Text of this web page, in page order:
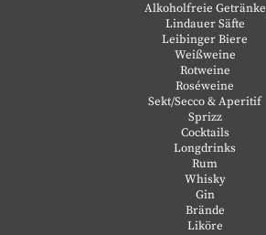
Alkoholfreie Getränke
Lindauer Säfte
Leibinger Biere
Weißweine
Rotweine
Roséweine
Sekt/Secco & Aperitif
Sprizz
Cocktails
Longdrinks
Rum
Whisky
Gin
Brände
Liköre